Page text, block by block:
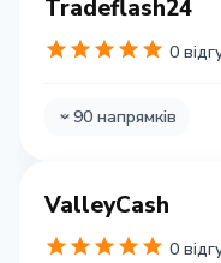
Tradeflash24
0
90 напрямків
ValleyCash
0